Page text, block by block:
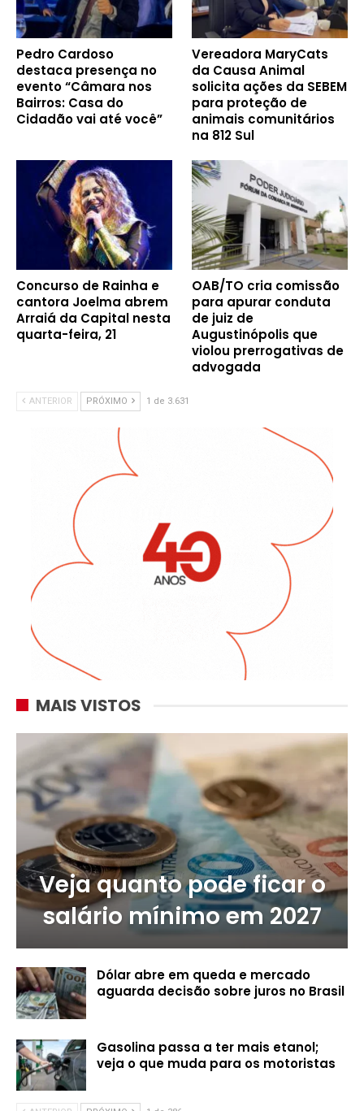
Pedro Cardoso
destaca presença no
evento “Câmara nos
Bairros: Casa do
Cidadão vai até você”
Vereadora MaryCats
da Causa Animal
solicita ações da SEBEM
para proteção de
animais comunitários
na 812 Sul
Concurso de Rainha e
cantora Joelma abrem
Arraiá da Capital nesta
quarta-feira, 21
OAB/TO cria comissão
para apurar conduta
de juiz de
Augustinópolis que
violou prerrogativas de
advogada
ANTERIOR PRÓXIMO 1 de 3.631
MAIS VISTOS
Veja quanto pode ficar o
salário mínimo em 2027
Dólar abre em queda e mercado
aguarda decisão sobre juros no Brasil
Gasolina passa a ter mais etanol;
veja o que muda para os motoristas